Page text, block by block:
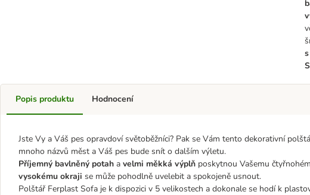
Popis produktu
Jste Vy a Váš pes opravdoví světoběžníci? Pak se Vám tento dekorativní
mnoho názvů měst a Váš pes bude snít o dalším výletu.
Příjemný bavlněný potah a velmi měkká výplň poskytnou Vašemu
vysokému okraji se může pohodlně uvelebit a spokojeně usnout.
Polštář Ferplast Sofa je k dispozici v 5 velikostech a dokonale se hodí k
Hodnocení